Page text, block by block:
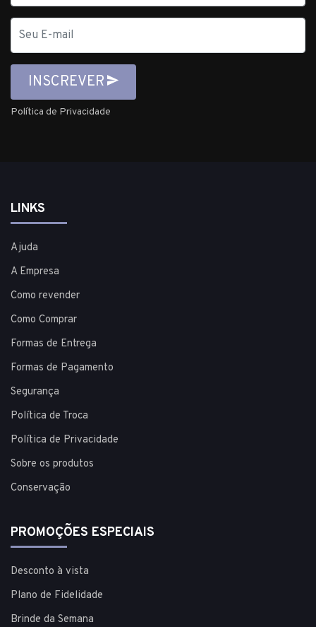
mail
INSCREVER
Política de Privacidade
LINKS
Ajuda
A Empresa
Como revender
Como Comprar
Formas de Entrega
Formas de Pagamento
Segurança
Política de Troca
Política de Privacidade
Sobre os produtos
Conservação
PROMOÇÕES ESPECIAIS
Desconto à vista
Plano de Fidelidade
Brinde da Semana